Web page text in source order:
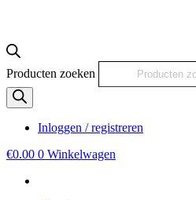
Producten zoeken
Inloggen / registreren
€0.00 0 Winkelwagen